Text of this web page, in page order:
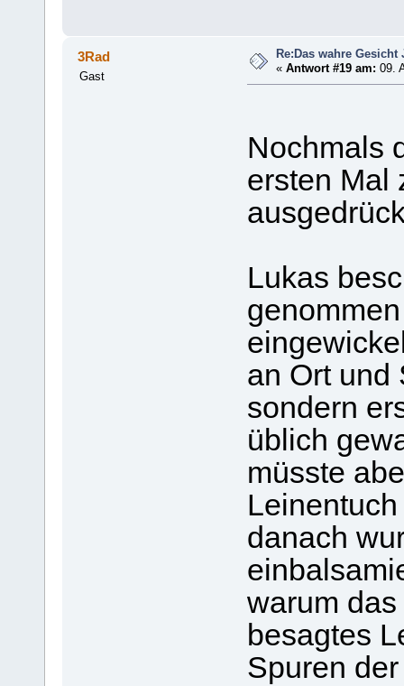
3Rad
Gast
Re:Das wahre Gesicht
«Antwort #19 am: 09.
Nochmals
ersten Mal
Lukas
an Ort und
sondern
üblich
müsste
danach
warum
besagtes
Spuren